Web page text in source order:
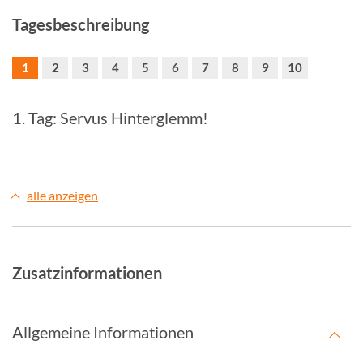
Tagesbeschreibung
1 2 3 4 5 6 7 8 9 10
1. Tag: Servus Hinterglemm!
alle anzeigen
Zusatzinformationen
Allgemeine Informationen